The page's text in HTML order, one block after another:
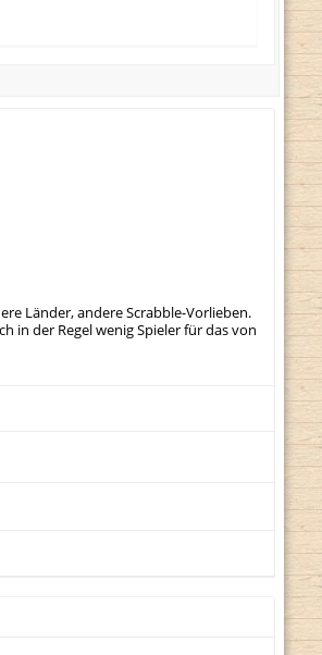
Länder, andere Scrabble-Vorlieben.
in der Regel wenig Spieler für das von